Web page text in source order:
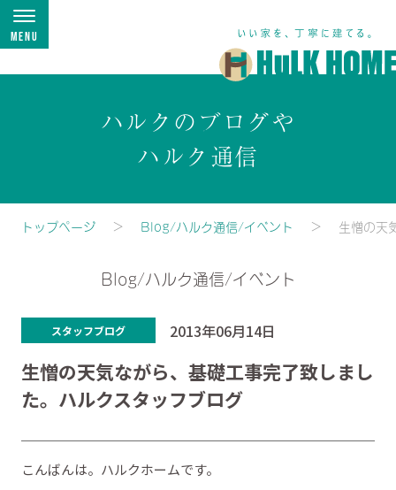
Menu
ハルクのブログや
ハルク通信
トップページ Blog/ハルク通信/イベント 生憎の天
Blog/ハルク通信/イベント
スタッフブログ 2013年06月14日
生憎の天気ながら、基礎工事完了致しまし
た。ハルクスタッフブログ
こんばんは。ハルクホームです。